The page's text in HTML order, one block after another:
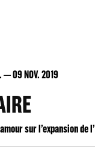
09NOV. 2019
sur l’expansion de